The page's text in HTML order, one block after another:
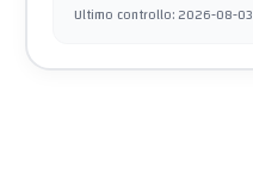
Ultimo controllo:2026-08-03